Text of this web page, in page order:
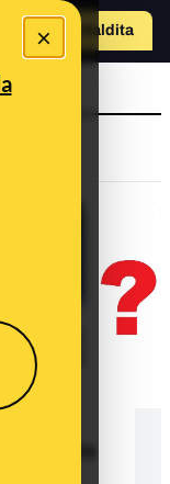
×
Hazte Maldita
The